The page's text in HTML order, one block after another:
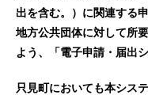
出を含む。）に関連する
地方公共団体に対して所
よう、「電子申請・届出
只見町においても本シス